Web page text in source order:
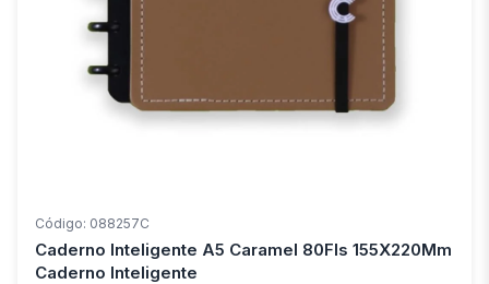
Código: 088257C
Caderno Inteligente A5 Caramel 80Fls 155X220Mm
Caderno Inteligente